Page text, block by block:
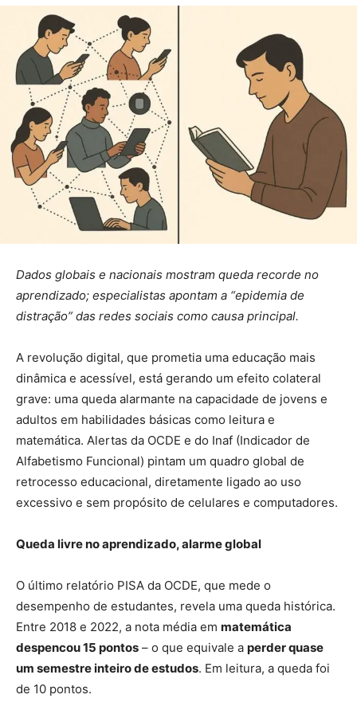
Dados globais e nacionais mostram queda recorde no
aprendizado; especialistas apontam a “epidemia de
distração” das redes sociais como causa principal.
A revolução digital, que prometia uma educação mais
dinâmica e acessível, está gerando um efeito colateral
grave: uma queda alarmante na capacidade de jovens e
adultos em habilidades básicas como leitura e
matemática. Alertas da OCDE e do Inaf (Indicador de
Alfabetismo Funcional) pintam um quadro global de
retrocesso educacional, diretamente ligado ao uso
excessivo e sem propósito de celulares e computadores.
Queda livre no aprendizado, alarme global
O último relatório PISA da OCDE, que mede o
desempenho de estudantes, revela uma queda histórica.
Entre 2018 e 2022, a nota média em matemática
despencou 15 pontos – o que equivale a perder quase
um semestre inteiro de estudos. Em leitura, a queda foi
de 10 pontos.